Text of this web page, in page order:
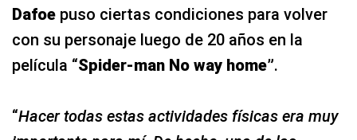
Dafoe puso ciertas condiciones para volver
con su personaje luego de 20 años en la
película “Spider-man No way home”.
“Hacer todas estas actividades físicas era muy